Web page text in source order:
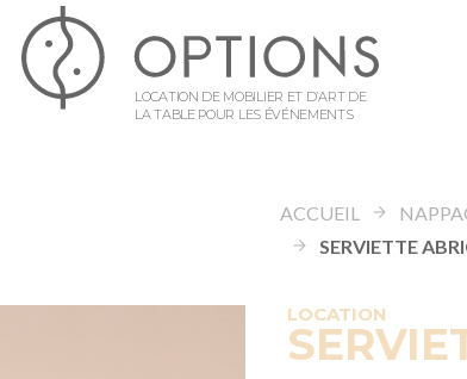
LOCATION DE MOBILIER ET D’ART DE
LA TABLE POUR LES ÉVÉNEMENTS
ACCUEIL
SERVIETTE
LOCATION